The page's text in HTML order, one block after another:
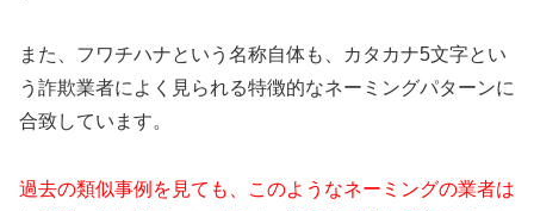
また、フワチハナという名称自体も、カタカナ5文字とい
う詐欺業者によく見られる特徴的なネーミングパターンに
合致しています。
過去の類似事例を見ても、このようなネーミングの業者は